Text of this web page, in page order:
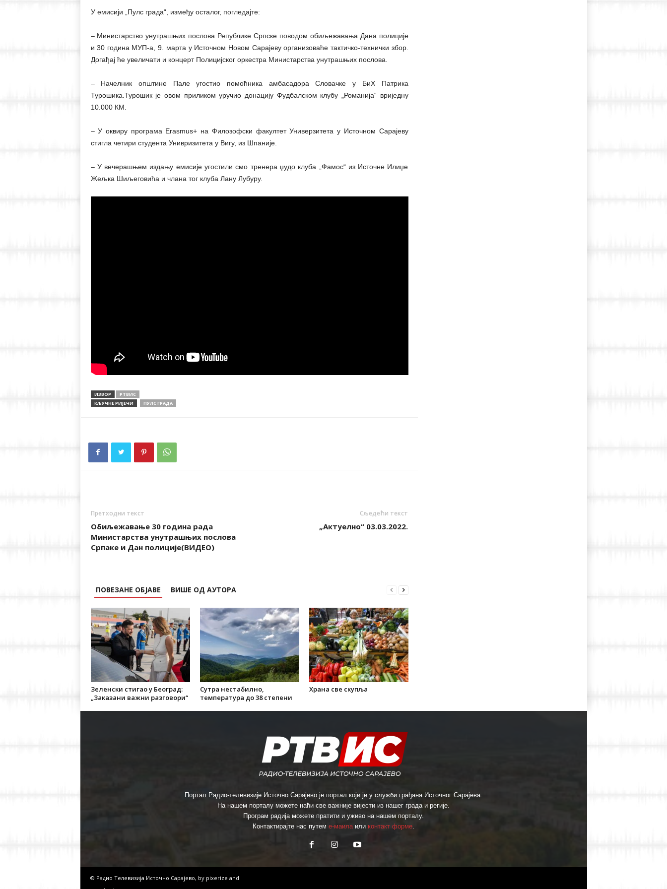
У емисији „Пулс града“, између осталог, погледајте:
– Министарство унутрашњих послова Републике Српске поводом обиљежавања Дана полиције
и 30 година МУП-а, 9. марта у Источном Новом Сарајеву организоваће тактичко-технички збор.
Догађај ће увеличати и концерт Полицијског оркестра Министарства унутрашњих послова.
– Начелник општине Пале угостио помоћника амбасадора Словачке у БиХ Патрика
Турошика.Турошик је овом приликом уручио донацију Фудбалском клубу „Романија“ вриједну
10.000 КМ.
– У оквиру програма Еrasmus+ на Филозофски факултет Универзитета у Источном Сарајеву
стигла четири студента Унивризитета у Вигу, из Шпаније.
– У вечерашњем издању емисије угостили смо тренера џудо клуба „Фамос“ из Источне Илиџе
Жељка Шиљеговића и члана тог клуба Лану Лубуру.
ИЗВОР
РТВИС
КЉУЧНЕ РИЈЕЧИ
ПУЛС ГРАДА
Претходни текст
Обиљежавање 30 година рада
Министарства унутрашњих послова
Српаке и Дан полиције(ВИДЕО)
Сљедећи текст
„Aктуелно“ 03.03.2022.
ПОВЕЗАНЕ ОБЈАВЕ ВИШЕ ОД АУТОРА
Зеленски стигао у Београд:
„Заказани важни разговори“
Сутра нестабилно,
температура до 38 степени
Храна све скупља
Портал Радио-телевизије Источно Сарајево је портал који је у служби грађана Источног Сарајева.
На нашем порталу можете наћи све важније вијести из нашег града и регије.
Програм радија можете пратити и уживо на нашем порталу.
Контактирајте нас путем е-маилаили контакт форме.
© Радио Телевизија Источно Сарајево, by pixerize and